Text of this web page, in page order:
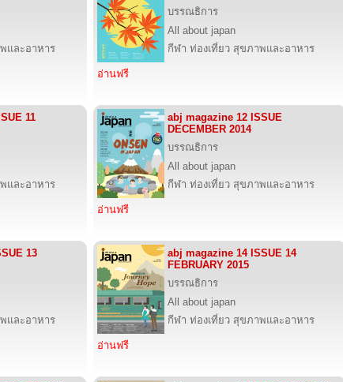
และอาหาร
บรรณธิการ
All about japan
กีฬา ท่องเที่ยว สุขภาพและอาหาร
อ่านฟรี
11
และอาหาร
abj magazine 12 ISSUE
DECEMBER 2014
บรรณธิการ
All about japan
กีฬา ท่องเที่ยว สุขภาพและอาหาร
อ่านฟรี
13
และอาหาร
abj magazine 14 ISSUE 14
FEBRUARY 2015
บรรณธิการ
All about japan
กีฬา ท่องเที่ยว สุขภาพและอาหาร
อ่านฟรี